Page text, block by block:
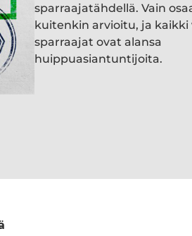
sparraajatähdellä. Vain
kuitenkin arvioitu, ja
sparraajat ovat alansa
huippuasiantuntijoita.